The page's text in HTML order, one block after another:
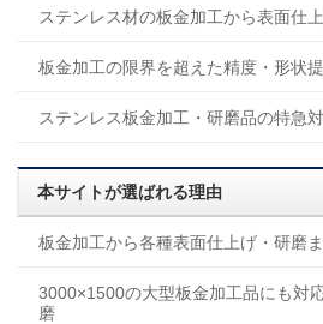
ステンレス材の板金加工から表面仕
板金加工の限界を超えた精度・形状
ステンレス板金加工・研磨品の特急
本サイトが選ばれる理由
板金加工から各種表面仕上げ・研磨
3000×1500の大型板金加工品にも対
磨